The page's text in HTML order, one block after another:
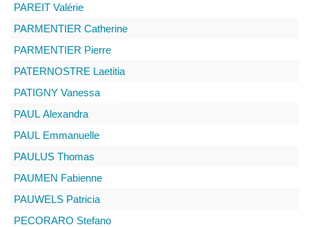
PAREIT Valérie
PARMENTIER Catherine
PARMENTIER Pierre
PATERNOSTRE Laetitia
PATIGNY Vanessa
PAUL Alexandra
PAUL Emmanuelle
PAULUS Thomas
PAUMEN Fabienne
PAUWELS Patricia
PECORARO Stefano